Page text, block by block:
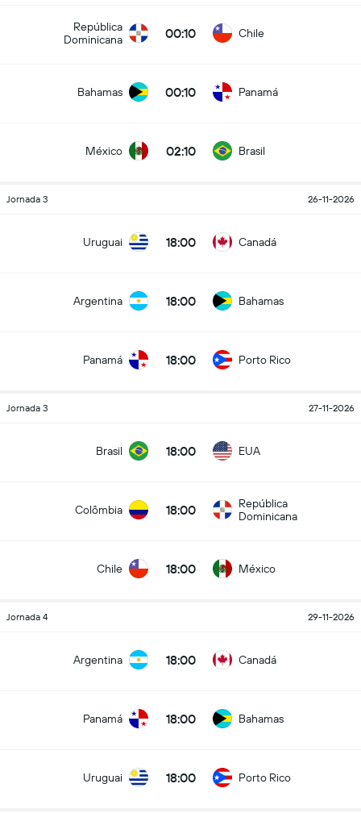
República
Dominicana
00:10 Chile
Bahamas 00:10 Panamá
México 02:10 Brasil
Jornada 3 26-11-2026
Uruguai 18:00 Canadá
Argentina 18:00 Bahamas
Panamá 18:00 Porto Rico
Jornada 3 27-11-2026
Brasil 18:00 EUA
Colômbia 18:00
República
Dominicana
Chile 18:00 México
Jornada 4 29-11-2026
Argentina 18:00 Canadá
Panamá 18:00 Bahamas
Uruguai 18:00 Porto Rico